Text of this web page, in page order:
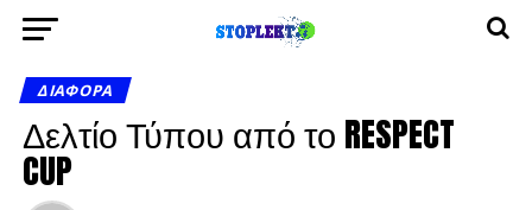
ΔΙΆΦΟΡΑ
Δελτίο Τύπου από το RESPECT
CUP